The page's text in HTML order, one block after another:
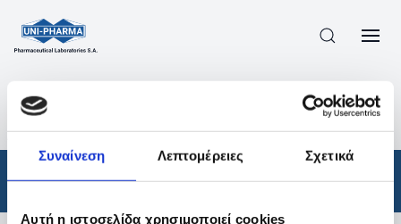
Συναίνεση Λεπτομέρειες Σχετικά
Αυτή η ιστοσελίδα χρησιμοποιεί cookies
ΠΡΟΪΟΝΤΑ ΣΥΝΤΑΓΟΓΡΑΦΟΎΜΕΝΑ
/
ΑΠΟΤΕΛΕΣΜΑΤΑ ΑΝΑΖΗΤΗΣΗΣ
Φάρμακα / Συνταγογραφούμενα